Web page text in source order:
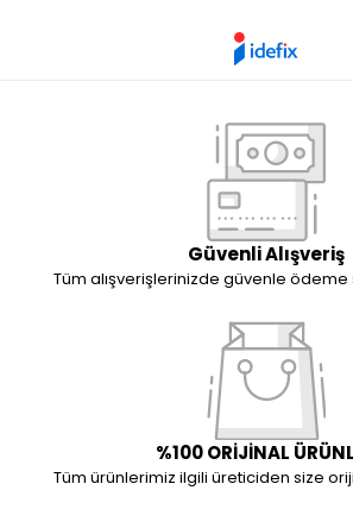
Güvenli Alışveriş
Tüm alışverişlerinizde güvenle
%100 ORİJİNAL
Tüm ürünlerimiz ilgili üreticiden size